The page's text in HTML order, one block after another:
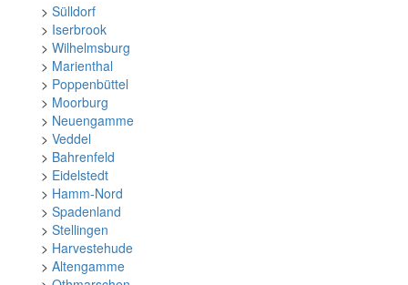
> Sülldorf
> Iserbrook
> Wilhelmsburg
> Marienthal
> Poppenbüttel
> Moorburg
> Neuengamme
> Veddel
> Bahrenfeld
> Eidelstedt
> Hamm-Nord
> Spadenland
> Stellingen
> Harvestehude
> Altengamme